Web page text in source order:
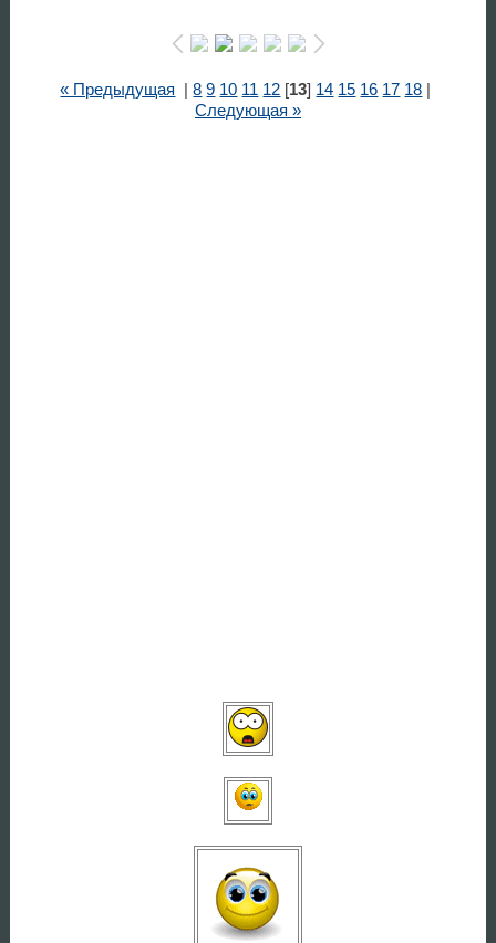
« Предыдущая |8 9 10 11 12 [13] 14 15 16 17 18
Следующая »